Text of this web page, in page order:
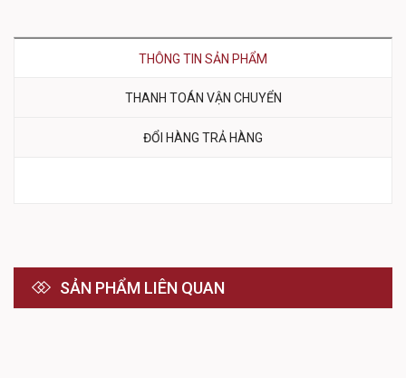
THÔNG TIN SẢN PHẨM
THANH TOÁN VẬN CHUYỂN
ĐỔI HÀNG TRẢ HÀNG
SẢN PHẨM LIÊN QUAN